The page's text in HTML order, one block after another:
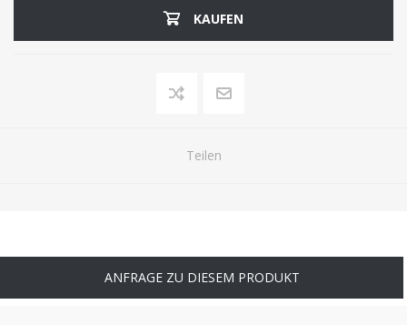
KAUFEN
Teilen
ANFRAGE ZU DIESEM PRODUKT